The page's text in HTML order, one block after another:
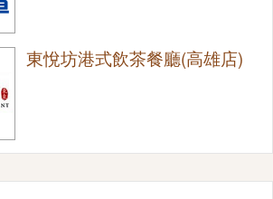
東悅坊港式飲茶餐廳(高雄店)